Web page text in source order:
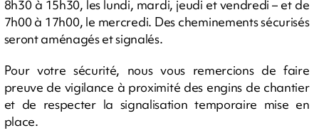
8h30 à 15h30, les lundi, mardi, jeudi et vendredi – et de
7h00 à 17h00, le mercredi. Des cheminements sécurisés
seront aménagés et signalés.
Pour votre sécurité, nous vous remercions de faire
preuve de vigilance à proximité des engins de chantier
et de respecter la signalisation temporaire mise en
place.